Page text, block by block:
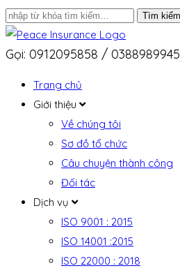
Gọi: 0912095858 / 0388989945
Trang chủ
Giới thiệu
Về chúng tôi
Sơ đồ tổ chức
Câu chuyện thành công
Đối tác
Dịch vụ
ISO 9001 : 2015
ISO 14001 :2015
ISO 22000 : 2018